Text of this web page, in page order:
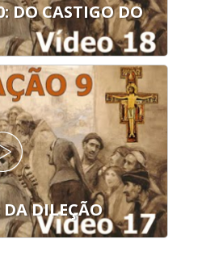
DO CASTIGO DO
DILEÇÃO